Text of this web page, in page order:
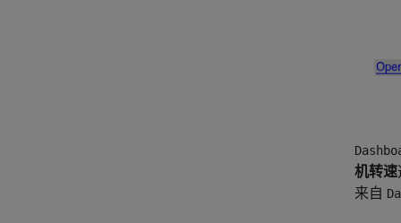
机转速
来自